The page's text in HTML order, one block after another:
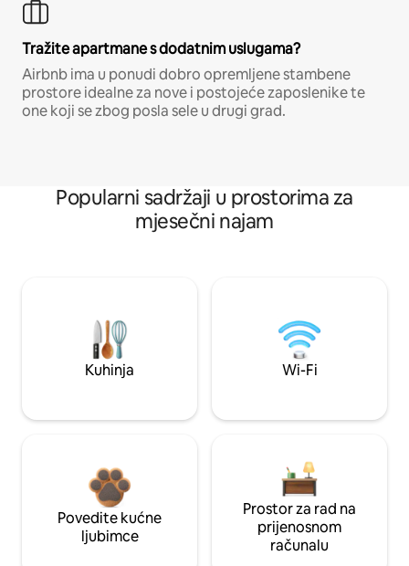
Tražite apartmane s dodatnim uslugama?
Airbnb ima u ponudi dobro opremljene stambene
prostore idealne za nove i postojeće zaposlenike te
one koji se zbog posla sele u drugi grad.
Popularni sadržaji u prostorima za
mjesečni najam
Kuhinja Wi-Fi
Povedite kućne
ljubimce
Prostor za rad na
prijenosnom
računalu